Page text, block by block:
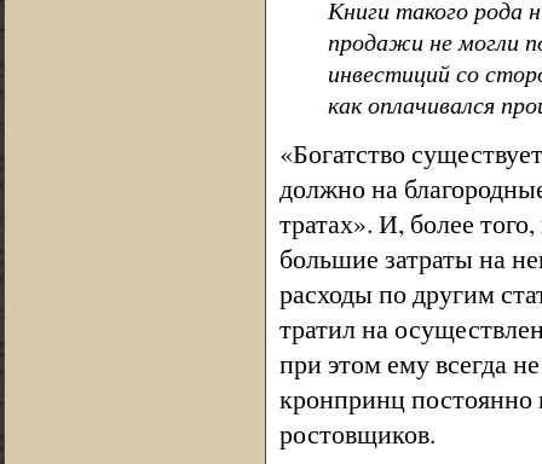
Книги такого рода
продажи не могли
инвестиций со
как оплачивался
«Богатство
должно на
тратах». И, более
большие затраты на
расходы по другим
тратил на
при этом ему всегда
кронпринц постоянно
ростовщиков.